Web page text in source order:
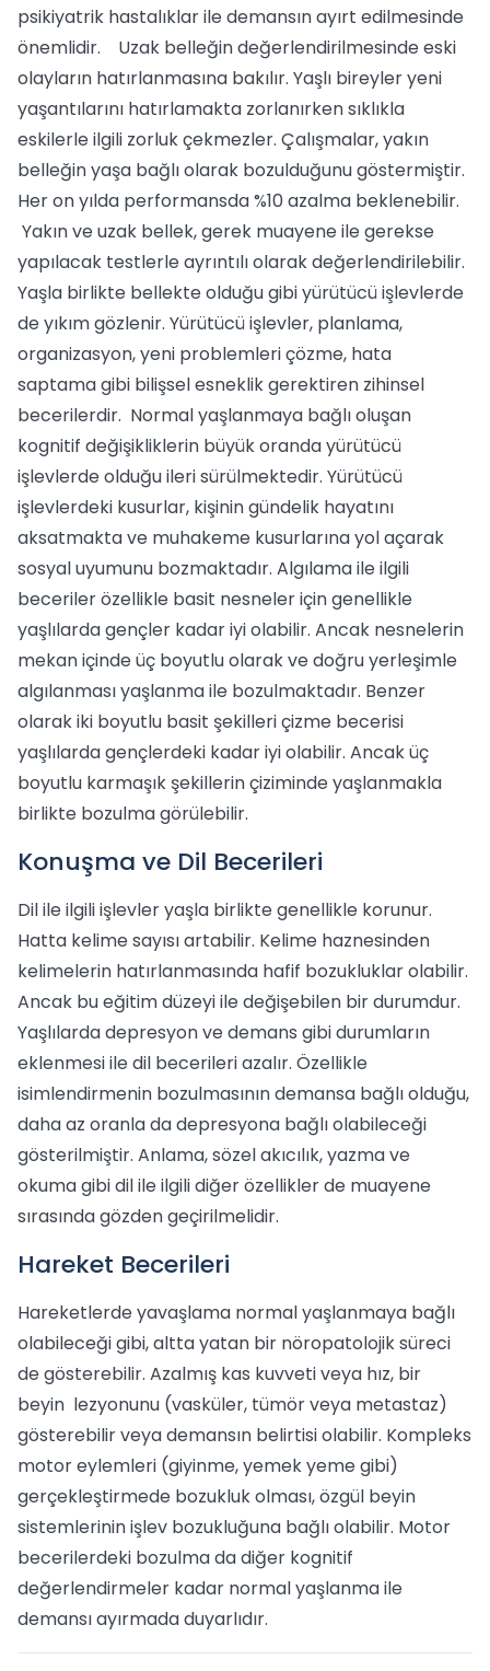
psikiyatrik hastalıklar ile demansın ayırt edilmesinde
önemlidir. Uzak belleğin değerlendirilmesinde eski
olayların hatırlanmasına bakılır. Yaşlı bireyler yeni
yaşantılarını hatırlamakta zorlanırken sıklıkla
eskilerle ilgili zorluk çekmezler. Çalışmalar, yakın
belleğin yaşa bağlı olarak bozulduğunu göstermiştir.
Her on yılda performansda %10 azalma beklenebilir.
Yakın ve uzak bellek, gerek muayene ile gerekse
yapılacak testlerle ayrıntılı olarak değerlendirilebilir.
Yaşla birlikte bellekte olduğu gibi yürütücü işlevlerde
de yıkım gözlenir. Yürütücü işlevler, planlama,
organizasyon, yeni problemleri çözme, hata
saptama gibi bilişsel esneklik gerektiren zihinsel
becerilerdir. Normal yaşlanmaya bağlı oluşan
kognitif değişikliklerin büyük oranda yürütücü
işlevlerde olduğu ileri sürülmektedir. Yürütücü
işlevlerdeki kusurlar, kişinin gündelik hayatını
aksatmakta ve muhakeme kusurlarına yol açarak
sosyal uyumunu bozmaktadır. Algılama ile ilgili
beceriler özellikle basit nesneler için genellikle
yaşlılarda gençler kadar iyi olabilir. Ancak nesnelerin
mekan içinde üç boyutlu olarak ve doğru yerleşimle
algılanması yaşlanma ile bozulmaktadır. Benzer
olarak iki boyutlu basit şekilleri çizme becerisi
yaşlılarda gençlerdeki kadar iyi olabilir. Ancak üç
boyutlu karmaşık şekillerin çiziminde yaşlanmakla
birlikte bozulma görülebilir.
Konuşma ve Dil Becerileri
Dil ile ilgili işlevler yaşla birlikte genellikle korunur.
Hatta kelime sayısı artabilir. Kelime haznesinden
kelimelerin hatırlanmasında hafif bozukluklar olabilir.
Ancak bu eğitim düzeyi ile değişebilen bir durumdur.
Yaşlılarda depresyon ve demans gibi durumların
eklenmesi ile dil becerileri azalır. Özellikle
isimlendirmenin bozulmasının demansa bağlı olduğu,
daha az oranla da depresyona bağlı olabileceği
gösterilmiştir. Anlama, sözel akıcılık, yazma ve
okuma gibi dil ile ilgili diğer özellikler de muayene
sırasında gözden geçirilmelidir.
Hareket Becerileri
Hareketlerde yavaşlama normal yaşlanmaya bağlı
olabileceği gibi, altta yatan bir nöropatolojik süreci
de gösterebilir. Azalmış kas kuvveti veya hız, bir
beyin lezyonunu (vasküler, tümör veya metastaz)
gösterebilir veya demansın belirtisi olabilir. Kompleks
motor eylemleri (giyinme, yemek yeme gibi)
gerçekleştirmede bozukluk olması, özgül beyin
sistemlerinin işlev bozukluğuna bağlı olabilir. Motor
becerilerdeki bozulma da diğer kognitif
değerlendirmeler kadar normal yaşlanma ile
demansı ayırmada duyarlıdır.